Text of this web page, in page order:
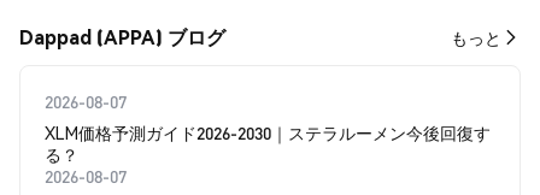
Dappad (APPA) ブログ もっと
2026-08-07
XLM価格予測ガイド2026-2030｜ステラルーメン今後回復す
る？
2026-08-07